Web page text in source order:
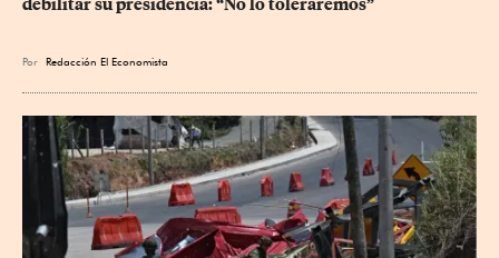
debilitar su presidencia: “No lo toleraremos”
Por Redacción El Economista